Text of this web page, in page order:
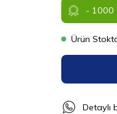
- 1000
Ürün
‎Detaylı